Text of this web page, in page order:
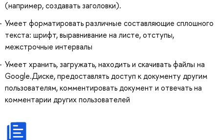
(например, создавать заголовки).
Умеет форматировать различные составляющие сплошного
текста: шрифт, выравнивание на листе, отступы,
межстрочные интервалы
Умеет хранить, загружать, находить и скачивать файлы на
Google.Диске, предоставлять доступ к документу другим
пользователям, комментировать документ и отвечать на
комментарии других пользователей